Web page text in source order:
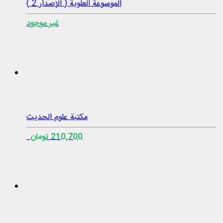
الموسوعة العلوية ( الإصدار 2 )
غير موجود
مكتبة علوم الحديث
210,700 تومان